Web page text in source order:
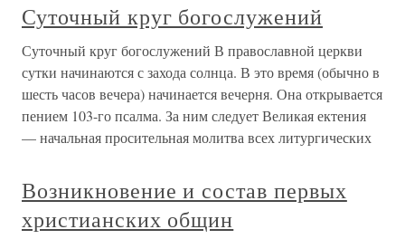
Суточный круг богослужений
Суточный круг богослужений В православной церкви
сутки начинаются с захода солнца. В это время (обычно в
шесть часов вечера) начинается вечерня. Она открывается
пением 103-го псалма. За ним следует Великая ектения
— начальная просительная молитва всех литургических
Возникновение и состав первых
христианских общин